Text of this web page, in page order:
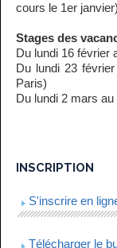
cours le 1er janvier)
Stages des
Du lundi 16 février
Du lundi 23
Paris)
Du lundi 2 mars
INSCRIPTION
S'inscrire en
Télécharger le